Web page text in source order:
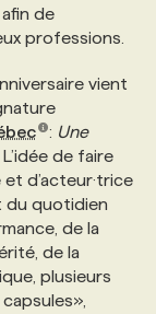
de
professions.
vient
: Une
L’idée de faire
et d’acteur·trice
du quotidien
de la
de la
plusieurs